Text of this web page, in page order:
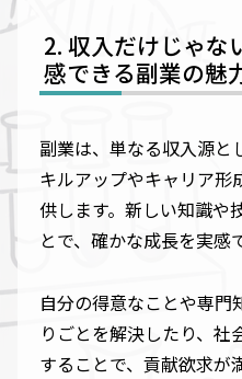
収入だけじゃな
感できる副業の魅
副業は、単なる収入源と
キルアップやキャリア形
供します。新しい知識や
とで、確かな成長を実感
自分の得意なことや専門
りごとを解決したり、社
することで、貢献欲求が